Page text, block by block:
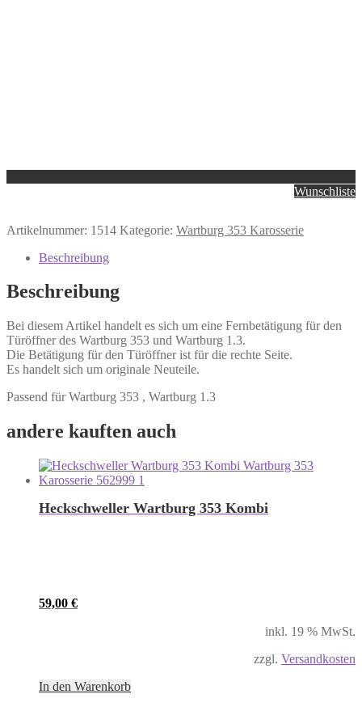
Wunschliste
Artikelnummer: 1514 Kategorie: Wartburg 353 Karosserie
Beschreibung
Beschreibung
Bei diesem Artikel handelt es sich um eine Fernbetätigung für den
Türöffner des Wartburg 353 und Wartburg 1.3.
Die Betätigung für den Türöffner ist für die rechte Seite.
Es handelt sich um originale Neuteile.
Passend für Wartburg 353 , Wartburg 1.3
andere kauften auch
Heckschweller Wartburg 353 Kombi
59,00 €
inkl. 19 % MwSt.
zzgl. Versandkosten
In den Warenkorb